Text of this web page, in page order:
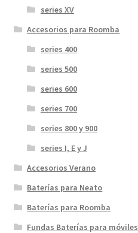
series XV
Accesorios para Roomba
series 400
series 500
series 600
series 700
series 800 y 900
series I, E y J
Accesorios Verano
Baterías para Neato
Baterías para Roomba
Fundas Baterías para móviles